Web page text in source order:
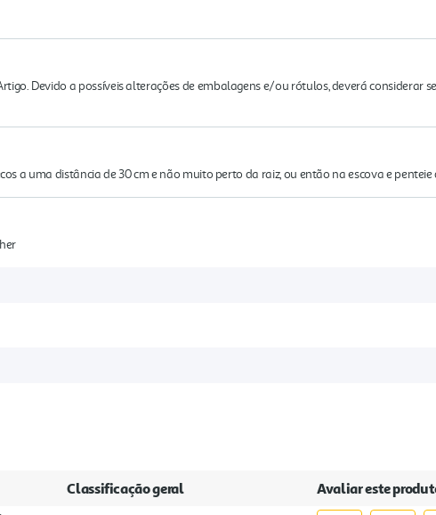
Devido a possíveis alterações de embalagens e/ou rótulos, deverá considerar
a uma distância de 30 cm e não muito perto da raiz, ou então na escova e penteie